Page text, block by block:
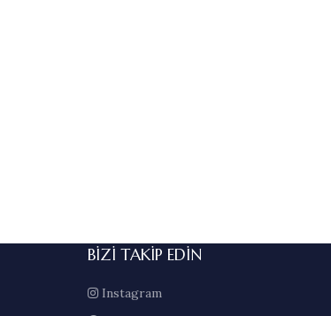
BIZI TAKIP EDIN
Instagram